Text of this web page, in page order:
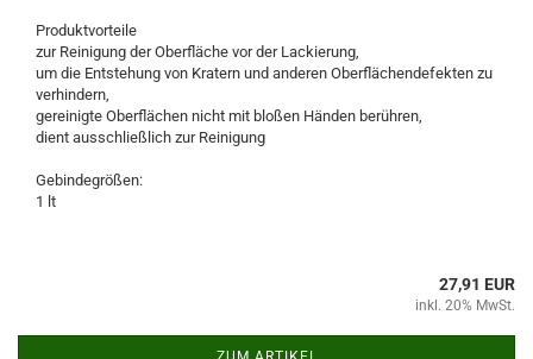
Produktvorteile
zur Reinigung der Oberfläche vor der Lackierung,
um die Entstehung von Kratern und anderen Oberflächendefekten zu
verhindern,
gereinigte Oberflächen nicht mit bloßen Händen berühren,
dient ausschließlich zur Reinigung
Gebindegrößen:
1 lt
27,91 EUR
inkl. 20% MwSt.